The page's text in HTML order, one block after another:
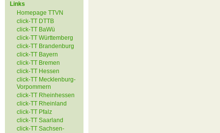
Links
Homepage TTVN
click-TT DTTB
click-TT BaWü
click-TT Württemberg
click-TT Brandenburg
click-TT Bayern
click-TT Bremen
click-TT Hessen
click-TT Mecklenburg-
Vorpommern
click-TT Rheinhessen
click-TT Rheinland
click-TT Pfalz
click-TT Saarland
click-TT Sachsen-